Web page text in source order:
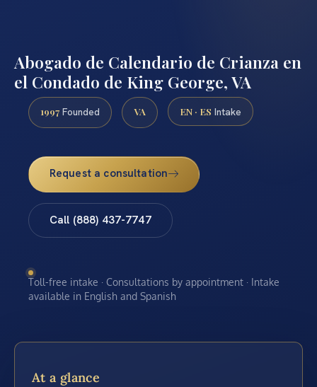
Abogado de Calendario de Crianza en
el Condado de King George, VA
1997 Founded VA EN · ES Intake
Request a consultation
Call (888) 437-7747
Toll-free intake · Consultations by appointment · Intake
available in English and Spanish
At a glance